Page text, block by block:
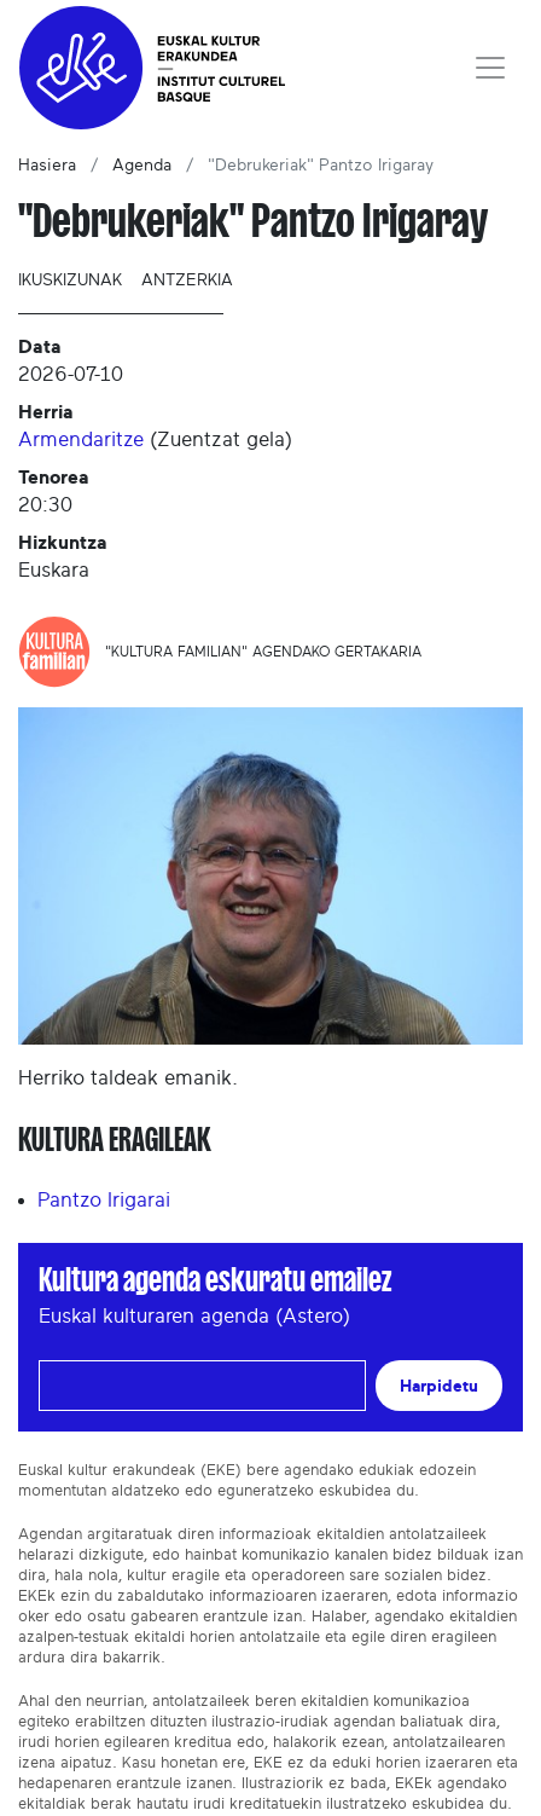
Hasiera Agenda "Debrukeriak" Pantzo Irigaray
"Debrukeriak" Pantzo Irigaray
IKUSKIZUNAK ANTZERKIA
Data
2026-07-10
Herria
Armendaritze (Zuentzat gela)
Tenorea
20:30
Hizkuntza
Euskara
"KULTURA FAMILIAN" AGENDAKO GERTAKARIA
Herriko taldeak emanik.
KULTURA ERAGILEAK
Pantzo Irigarai
Kultura agenda eskuratu emailez
Euskal kulturaren agenda (Astero)
Harpidetu
Euskal kultur erakundeak (EKE) bere agendako edukiak edozein
momentutan aldatzeko edo eguneratzeko eskubidea du.
Agendan argitaratuak diren informazioak ekitaldien antolatzaileek
helarazi dizkigute, edo hainbat komunikazio kanalen bidez bilduak izan
dira, hala nola, kultur eragile eta operadoreen sare sozialen bidez.
EKEk ezin du zabaldutako informazioaren izaeraren, edota informazio
oker edo osatu gabearen erantzule izan. Halaber, agendako ekitaldien
azalpen-testuak ekitaldi horien antolatzaile eta egile diren eragileen
ardura dira bakarrik.
Ahal den neurrian, antolatzaileek beren ekitaldien komunikazioa
egiteko erabiltzen dituzten ilustrazio-irudiak agendan baliatuak dira,
irudi horien egilearen kreditua edo, halakorik ezean, antolatzailearen
izena aipatuz. Kasu honetan ere, EKE ez da eduki horien izaeraren eta
hedapenaren erantzule izanen. Ilustraziorik ez bada, EKEk agendako
ekitaldiak berak hautatu irudi kreditatuekin ilustratzeko eskubidea du.